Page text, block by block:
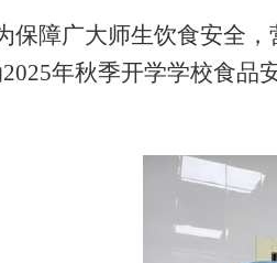
保障广大师生饮食安全
年秋季开学学校食品